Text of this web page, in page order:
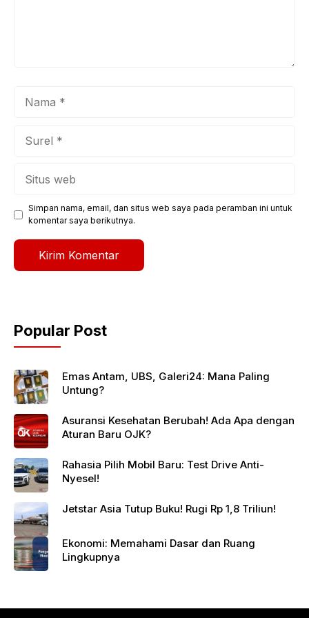
Simpan nama, email, dan situs web saya pada peramban ini untuk
komentar saya berikutnya.
Popular Post
Emas Antam, UBS, Galeri24: Mana Paling
Untung?
Asuransi Kesehatan Berubah! Ada Apa dengan
Aturan Baru OJK?
Rahasia Pilih Mobil Baru: Test Drive Anti-
Nyesel!
Jetstar Asia Tutup Buku! Rugi Rp 1,8 Triliun!
Ekonomi: Memahami Dasar dan Ruang
Lingkupnya